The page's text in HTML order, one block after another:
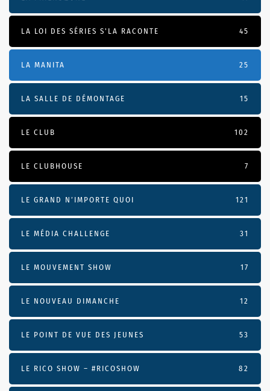
LA LOI DES SÉRIES S'LA RACONTE 45
LA MANITA 25
LA SALLE DE DÉMONTAGE 15
LE CLUB 102
LE CLUBHOUSE 7
LE GRAND N’IMPORTE QUOI 121
LE MÉDIA CHALLENGE 31
LE MOUVEMENT SHOW 17
LE NOUVEAU DIMANCHE 12
LE POINT DE VUE DES JEUNES 53
LE RICO SHOW – #RICOSHOW 82